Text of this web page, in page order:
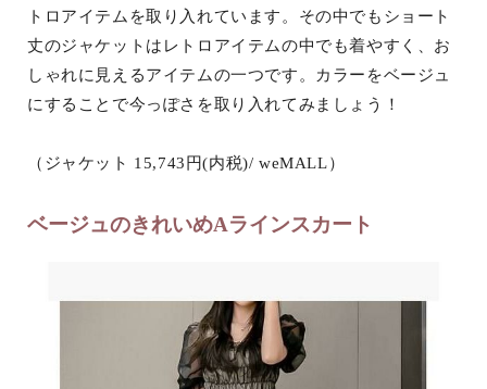
トロアイテムを取り入れています。その中でもショート
丈のジャケットはレトロアイテムの中でも着やすく、お
しゃれに見えるアイテムの一つです。カラーをベージュ
にすることで今っぽさを取り入れてみましょう！
（ジャケット 15,743円(内税)/ weMALL）
ベージュのきれいめAラインスカート